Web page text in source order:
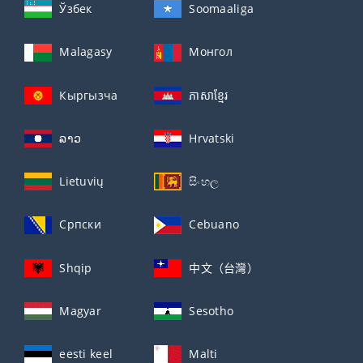
Ўзбек Soomaaliga
Malagasy Монгол
Кыргызча ភាសាខ្មែរ
ລາວ Hrvatski
Lietuvių සිංහල
Српски Cebuano
Shqip 中文（台灣）
Magyar Sesotho
eesti keel Malti